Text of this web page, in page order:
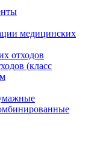
медицинских
отходов
(класс